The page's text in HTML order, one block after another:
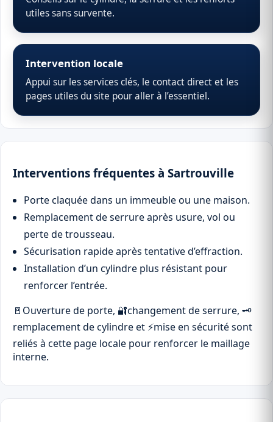
utiles sans survente.
Intervention locale
Appui sur les services clés, le contact direct et les
pages utiles du site pour aller à l’essentiel.
Interventions fréquentes à Sartrouville
Porte claquée dans un immeuble ou une maison.
Remplacement de serrure après usure, vol ou
perte de trousseau.
Sécurisation rapide après tentative d’effraction.
Installation d’un cylindre plus résistant pour
renforcer l’entrée.
🚪 Ouverture de porte, 🔐changement de serrure, 🗝
remplacement de cylindreet ⚡mise en sécuritésont
reliés à cette page locale pour renforcer le maillage
interne.